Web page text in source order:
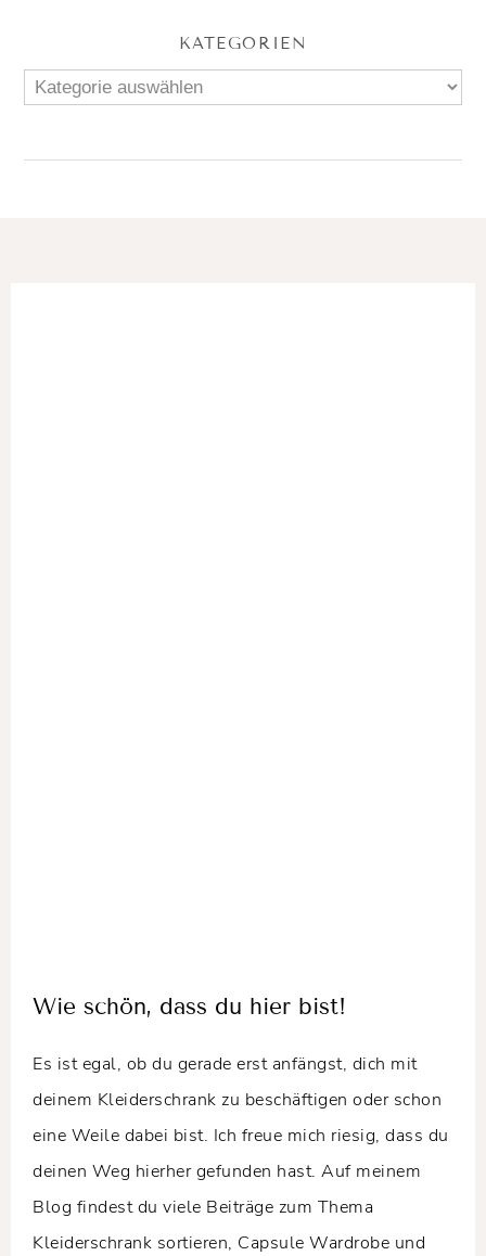
KATEGORIEN
Wie schön, dass du hier bist!
Es ist egal, ob du gerade erst anfängst, dich mit
deinem Kleiderschrank zu beschäftigen oder schon
eine Weile dabei bist. Ich freue mich riesig, dass du
deinen Weg hierher gefunden hast. Auf meinem
Blog findest du viele Beiträge zum Thema
Kleiderschrank sortieren, Capsule Wardrobe und